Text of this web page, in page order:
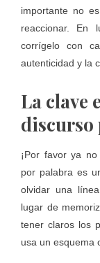
importante no
reaccionar. En
corrígelo con
autenticidad y la
La clave
discurso
¡Por favor ya
por palabra es
olvidar una
lugar de
tener claros los
usa un esquema